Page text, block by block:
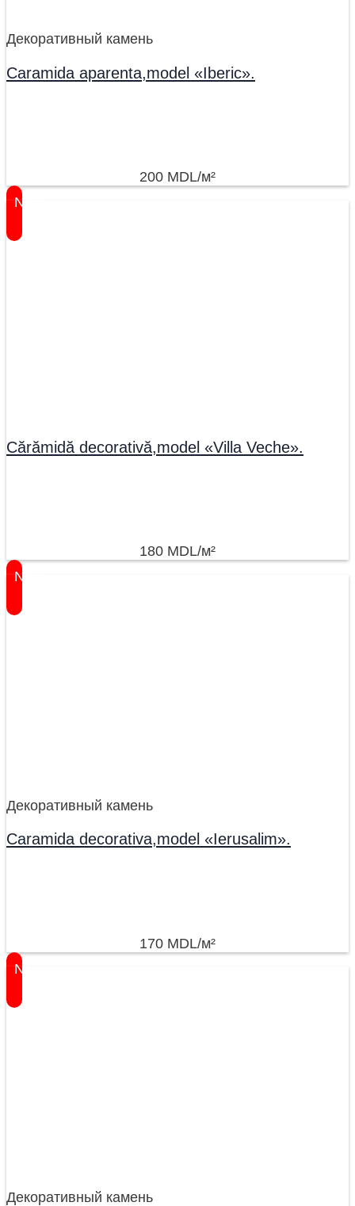
Декоративный камень
Caramida aparenta,model «Iberic».
200 MDL/м²
New
Cărămidă decorativă,model «Villa Veche».
180 MDL/м²
New
Декоративный камень
Caramida decorativa,model «Ierusalim».
170 MDL/м²
New
Декоративный камень